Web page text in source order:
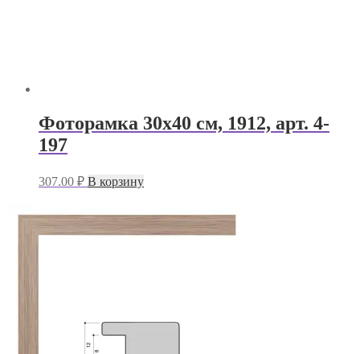
Фоторамка 30х40 см, 1912, арт. 4-
197
307.00 ₽ В корзину